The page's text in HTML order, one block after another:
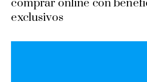
comprar online con
exclusivos